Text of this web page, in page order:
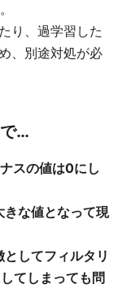
り、過学習した
、別途対処が必
…
スの値は0にし
な値となって現
してフィルタリ
てしまっても問